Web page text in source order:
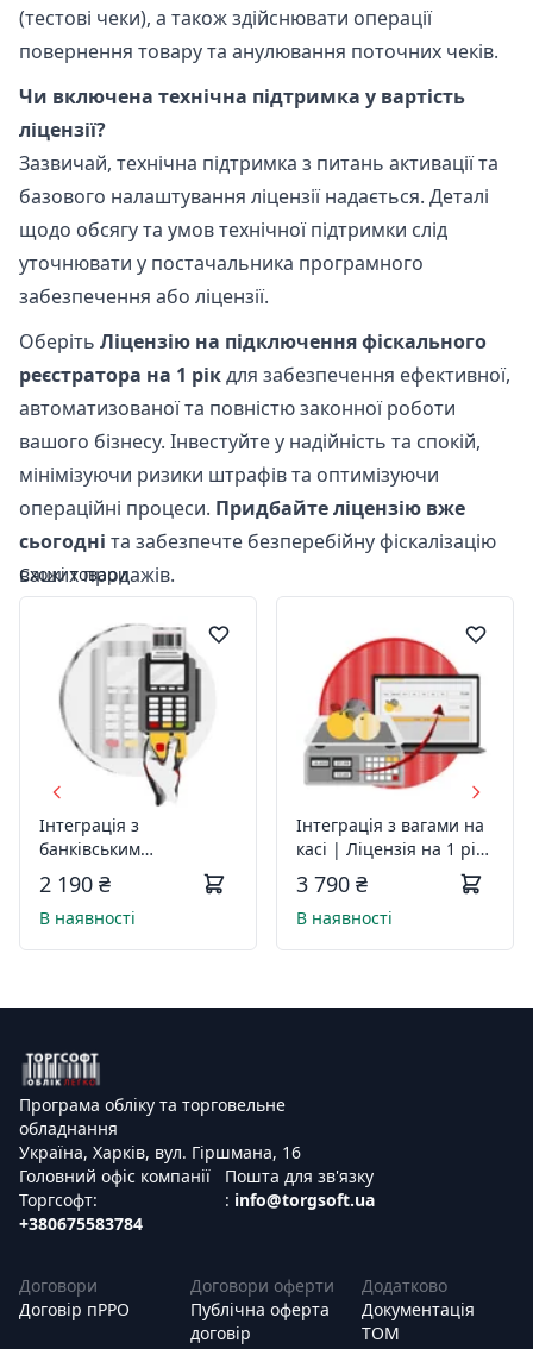
(тестові чеки), а також здійснювати операції
повернення товару та анулювання поточних чеків.
Чи включена технічна підтримка у вартість
ліцензії?
Зазвичай, технічна підтримка з питань активації та
базового налаштування ліцензії надається. Деталі
щодо обсягу та умов технічної підтримки слід
уточнювати у постачальника програмного
забезпечення або ліцензії.
Оберіть Ліцензію на підключення фіскального
реєстратора на 1 рікдля забезпечення ефективної,
автоматизованої та повністю законної роботи
вашого бізнесу. Інвестуйте у надійність та спокій,
мінімізуючи ризики штрафів та оптимізуючи
операційні процеси. Придбайте ліцензію вже
сьогодні та забезпечте безперебійну фіскалізацію
ваших продажів.
Схожі товари
Інтеграція з
банківським
терміналом | Ліцензія
на 1 рік | Код 088
2 190 ₴
В наявності
Інтеграція з вагами на
касі | Ліцензія на 1 рік
| Код 098
3 790 ₴
В наявності
Програма обліку та торговельне
обладнання
Україна, Харків, вул. Гіршмана, 16
Головний офіс компанії
Торгсофт:
+380675583784
Пошта для зв'язку
: info@torgsoft.ua
Договори
Договір пРРО
Договори оферти
Публічна оферта
договір
Додатково
Документація
ТОМ